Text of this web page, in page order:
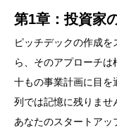
第1章：投資家
ピッチデックの作成
ら、そのアプローチ
十もの事業計画に目を
列では記憶に残りませ
あなたのスタートア